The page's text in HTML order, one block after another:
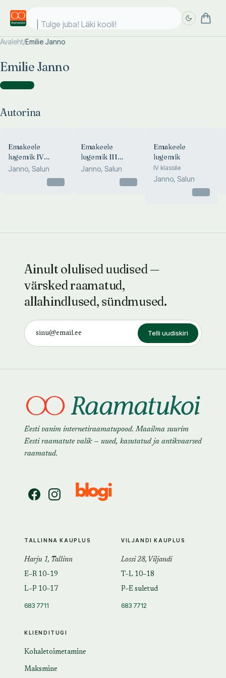
K
Avaleht/Emilie Janno
Emilie Janno
Autorina )
Autorina
Emakeele
lugemik IV
klassile
Janno, Salun
Emakeele
lugemik III
klassile
Janno, Salun
Emakeele
lugemik
IV klassile
Janno, Salun
Ainult olulised uudised —
värsked raamatud,
allahindlused, sündmused.
Telli uudiskiri
Eesti vanim internetiraamatupood. Maailma suurim
Eesti raamatute valik — uued, kasutatud ja antikvaarsed
raamatud.
KLIENDITUGI
Kohaletoimetamine
Maksmine
TALLINNA KAUPLUS
Harju 1, Tallinn
E–R 10–19
L–P 10–17
683 7711
VILJANDI KAUPLUS
Lossi 28, Viljandi
T–L 10–18
P–E suletud
683 7712